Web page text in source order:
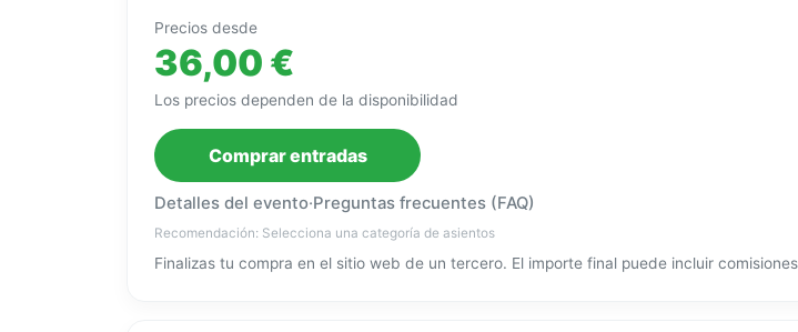
Precios desde
36,00 €
Los precios dependen de la disponibilidad
Comprar entradas
Detalles del evento·Preguntas frecuentes (FAQ)
Recomendación: Selecciona una categoría de asientos
Finalizas tu compra en el sitio web de un tercero. El importe final puede incluir